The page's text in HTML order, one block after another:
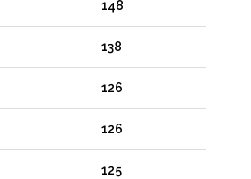
148
138
126
126
125